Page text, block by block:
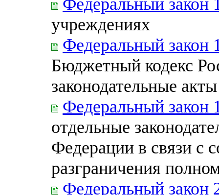
учреждениях
Федеральный закон
Бюджетный кодекс
законодательные
Федеральный закон
отдельные
Федерации в связи с
разграничения
Федеральный закон